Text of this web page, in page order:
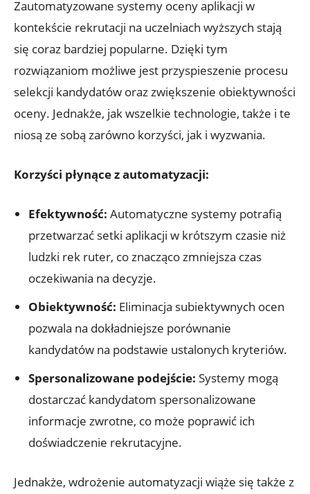
Zautomatyzowane systemy oceny aplikacji w
kontekście rekrutacji na uczelniach wyższych stają
się coraz bardziej popularne. Dzięki tym
rozwiązaniom możliwe jest przyspieszenie procesu
selekcji kandydatów oraz zwiększenie obiektywności
oceny. Jednakże, jak wszelkie technologie, także i te
niosą ze sobą zarówno korzyści, jak i wyzwania.
Korzyści płynące z automatyzacji:
Efektywność: Automatyczne systemy potrafią
przetwarzać setki aplikacji w krótszym czasie niż
ludzki rek ruter, co znacząco zmniejsza czas
oczekiwania na decyzje.
Obiektywność: Eliminacja subiektywnych ocen
pozwala na dokładniejsze porównanie
kandydatów na podstawie ustalonych kryteriów.
Spersonalizowane podejście: Systemy mogą
dostarczać kandydatom spersonalizowane
informacje zwrotne, co może poprawić ich
doświadczenie rekrutacyjne.
Jednakże, wdrożenie automatyzacji wiąże się także z